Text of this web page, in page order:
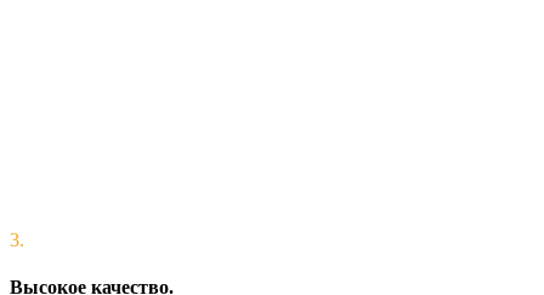
3.
Высокое качество.